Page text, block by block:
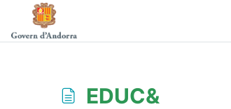
Ves al contingut principal
EDUC&